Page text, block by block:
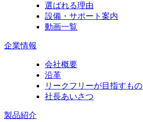
選ばれる理由
設備・サポート案内
動画一覧
企業情報
会社概要
沿革
リークフリーが目指すもの
社長あいさつ
製品紹介